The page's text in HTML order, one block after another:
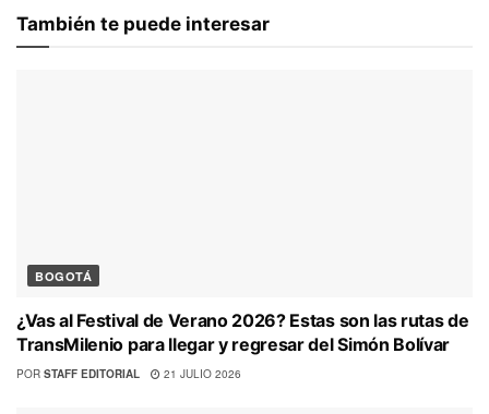
También te puede interesar
BOGOTÁ
¿Vas al Festival de Verano 2026? Estas son las rutas de
TransMilenio para llegar y regresar del Simón Bolívar
POR STAFF EDITORIAL 21 JULIO 2026